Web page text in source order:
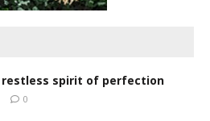
restless spirit of perfection
0